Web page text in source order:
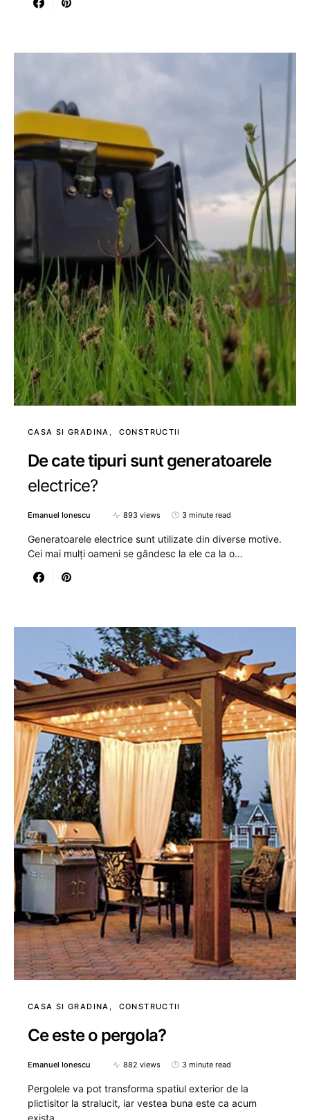
CASA SI GRADINA CONSTRUCTII
De cate tipuri sunt generatoarele
electrice?
Emanuel Ionescu 893 views 3 minute read
Generatoarele electrice sunt utilizate din diverse motive.
Cei mai mulți oameni se gândesc la ele ca la o…
CASA SI GRADINA CONSTRUCTII
Ce este o pergola?
Emanuel Ionescu 882 views 3 minute read
Pergolele va pot transforma spatiul exterior de la
plictisitor la stralucit, iar vestea buna este ca acum
exista…